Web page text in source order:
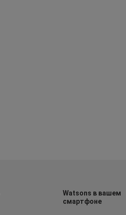
Watsons в вашем
смартфоне